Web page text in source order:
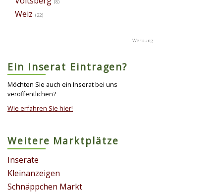
(8)
Weiz (22)
Ein Inserat Eintragen?
Möchten Sie auch ein Inserat bei uns
veröffentlichen?
Wie erfahren Sie hier!
Weitere Marktplätze
Inserate
Kleinanzeigen
Schnäppchen Markt